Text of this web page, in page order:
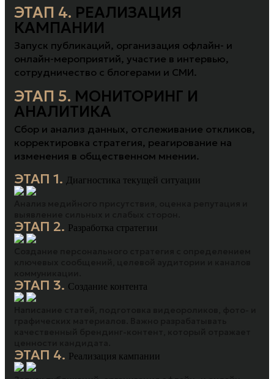
ЭТАП 4. РЕАЛИЗАЦИЯ
КАМПАНИИ
Запуск публикаций, организация офлайн- и
онлайн-мероприятий, участие в интервью,
сотрудничество с блогерами и СМИ.
ЭТАП 5. МОНИТОРИНГ И
АНАЛИТИКА
Сбор и анализ данных, отслеживание откликов,
корректировка стратегия, реагирование на
изменения в общественном мнении.
ЭТАП 1. Диагностика текущей ситуации
ЭТАП 2. Разработка стратегии
ЭТАП 3. Создание контента
ЭТАП 4. Реализация кампании